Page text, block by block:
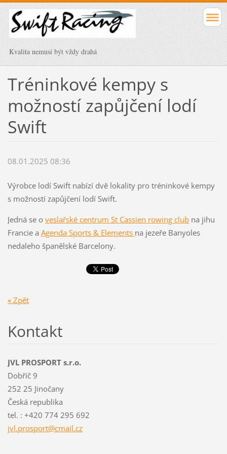
Kvalita nemusí být vždy drahá
Tréninkové kempy s
možností zapůjčení lodí
Swift
08.01.2025 08:36
Výrobce lodí Swift nabízí dvě lokality pro tréninkové kempy
s možností zapůjčení lodí Swift.
Jedná se o veslařské centrum St Cassien rowing clubna jihu
Francie a Agenda Sports & Elements na jezeře Banyoles
nedaleho španělské Barcelony.
« Zpět
Kontakt
JVL PROSPORT s.r.o.
Dobříč 9
252 25 Jinočany
Česká republika
tel. : +420 774 295 692
jvl.prosport@cmail.cz